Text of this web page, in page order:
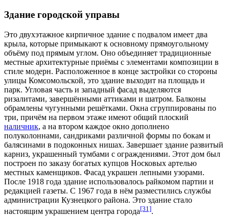
Здание городской управы
Это двухэтажное кирпичное здание с подвалом имеет два
крыла, которые примыкают к основному прямоугольному
объёму под прямым углом. Оно объединяет традиционные
местные архитектурные приёмы с элементами композиции в
стиле модерн. Расположенное в конце застройки со стороны
улицы Комсомольской, это здание выходит на площадь и
парк. Угловая часть и западный фасад выделяются
ризалитами, завершёнными аттиками и шатром. Балконы
обрамлены чугунными решётками. Окна сгруппированы по
три, причём на первом этаже имеют общий плоский
наличник, а на втором каждое окно дополнено
полуколоннами, сандриками различной формы по бокам и
балясинами в подоконных нишах. Завершает здание развитый
карниз, украшенный тумбами с ограждениями. Этот дом был
построен по заказу богатых купцов Носковых артелью
местных каменщиков. Фасад украшен лепными узорами.
После 1918 года здание использовалось райкомом партии и
редакцией газеты. С 1967 года в нём разместились службы
администрации Кузнецкого района. Это здание стало
настоящим украшением центра города[31].